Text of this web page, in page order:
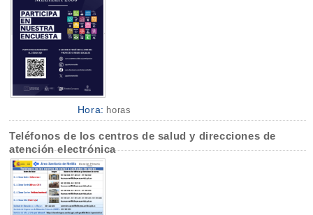
Hora: horas
Teléfonos de los centros de salud y direcciones de
atención electrónica